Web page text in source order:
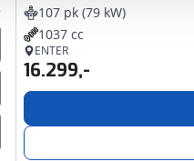
technieken zorgen we
ervoor dat de website
We tonen je
op en buiten onze
en privacyverklaring
cookies. Je
107 pk (79 kW)
1037 cc
ENTER
16.299,-